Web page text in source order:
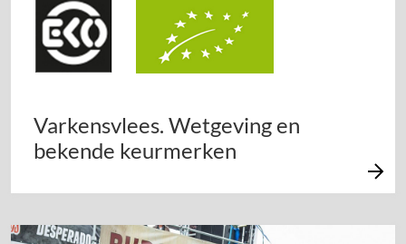
Varkensvlees. Wetgeving en
bekende keurmerken